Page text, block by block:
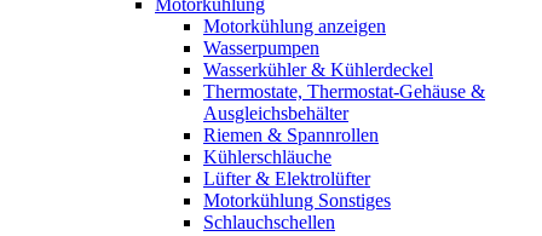
Motorkühlung anzeigen
Wasserpumpen
Wasserkühler & Kühlerdeckel
Thermostate, Thermostat-Gehäuse &
Ausgleichsbehälter
Riemen & Spannrollen
Kühlerschläuche
Lüfter & Elektrolüfter
Motorkühlung Sonstiges
Schlauchschellen